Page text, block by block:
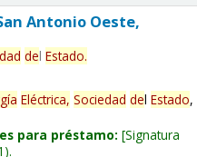
Antonio Oeste,
del Estado.
Eléctrica, Sociedad del Estado,
para préstamo: Signatura